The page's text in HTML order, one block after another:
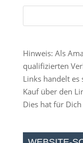
Hinweis: Als
qualifizierten
Links handelt
Kauf über den
Dies hat für